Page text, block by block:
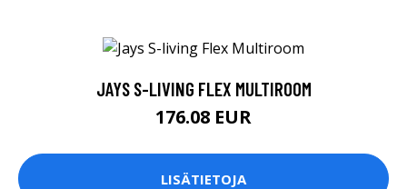
JAYS S-LIVING FLEX MULTIROOM
176.08 EUR
LISÄTIETOJA